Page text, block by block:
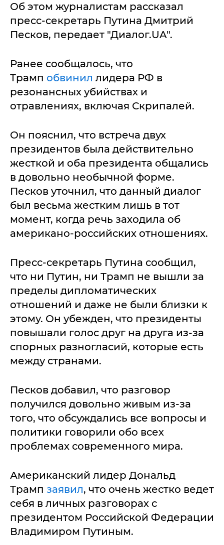
Об этом журналистам рассказал
пресс-секретарь Путина Дмитрий
Песков, передает "Диалог.UA".
Ранее сообщалось, что
Трамп обвинил лидера РФ в
резонансных убийствах и
отравлениях, включая Скрипалей.
Он пояснил, что встреча двух
президентов была действительно
жесткой и оба президента общались
в довольно необычной форме.
Песков уточнил, что данный диалог
был весьма жестким лишь в тот
момент, когда речь заходила об
американо-российских отношениях.
Пресс-секретарь Путина сообщил,
что ни Путин, ни Трамп не вышли за
пределы дипломатических
отношений и даже не были близки к
этому. Он убежден, что президенты
повышали голос друг на друга из-за
спорных разногласий, которые есть
между странами.
Песков добавил, что разговор
получился довольно живым из-за
того, что обсуждались все вопросы и
политики говорили обо всех
проблемах современного мира.
Американский лидер Дональд
Трамп заявил, что очень жестко ведет
себя в личных разговорах с
президентом Российской Федерации
Владимиром Путиным.